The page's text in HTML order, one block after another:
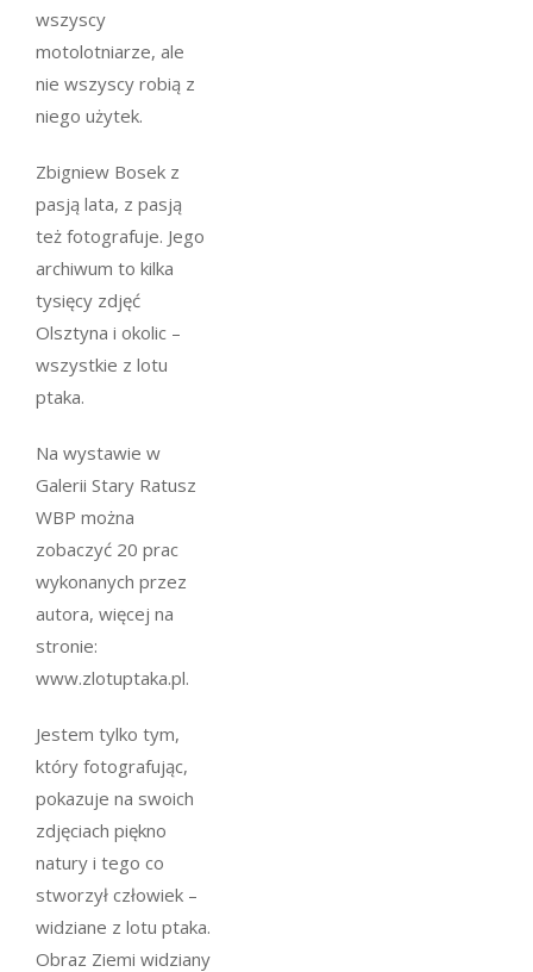
wszyscy
motolotniarze, ale
nie wszyscy robią z
niego użytek.
Zbigniew Bosek z
pasją lata, z pasją
też fotografuje. Jego
archiwum to kilka
tysięcy zdjęć
Olsztyna i okolic –
wszystkie z lotu
ptaka.
Na wystawie w
Galerii Stary Ratusz
WBP można
zobaczyć 20 prac
wykonanych przez
autora, więcej na
stronie:
www.zlotuptaka.pl.
Jestem tylko tym,
który fotografując,
pokazuje na swoich
zdjęciach piękno
natury i tego co
stworzył człowiek –
widziane z lotu ptaka.
Obraz Ziemi widziany